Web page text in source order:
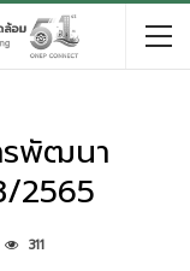
รพัฒนา
2565
311